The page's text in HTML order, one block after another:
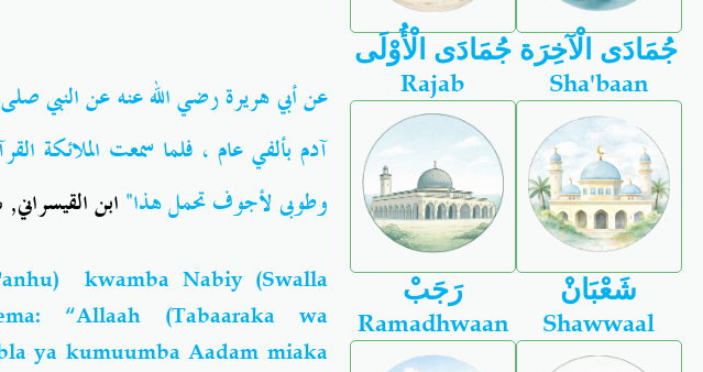
عن أبي هريرة رضي الله عنهعن النبي
آدم بألفي عام ، فلما سمعت الملائكة
وطوبى لأجوف تحمل هذا" ابنالقيسراني,
kwamba Nabiy (Swalla
“Allaah (Tabaaraka wa
ya kumuumba Aadam miaka
جُمَادَى الْأُوْلَى جُمَادَى الْآخِرَة
Rajab
رَجَبْ
Sha'baan
شَعْبَانْ
Ramadhwaan Shawwaal